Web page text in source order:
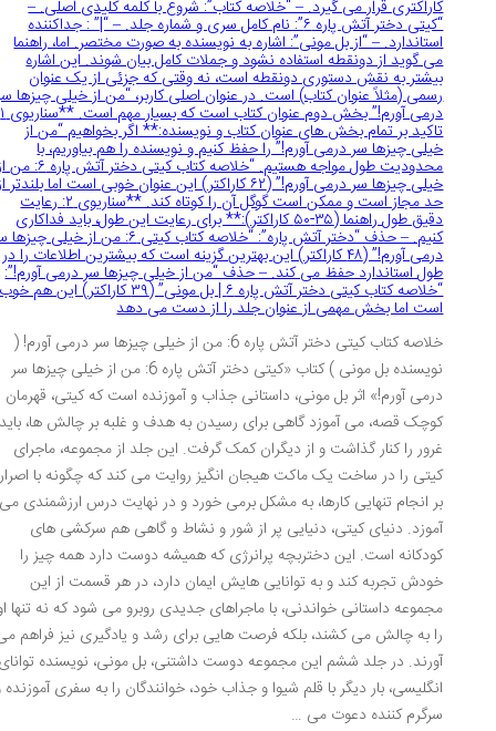
کاراکتری قرار می گیرد. – “خلاصه کتاب”: شروع با کلمه کلیدی اصلی. –
“کیتی دختر آتش پاره ۶”: نام کامل سری و شماره جلد. – “|” : جداکننده
استاندارد. – “از بل مونی”: اشاره به نویسنده به صورت مختصر. اما، راهنما
می گوید از دونقطه استفاده نشود و جملات کامل بیان شوند. این اشاره
بیشتر به نقش دستوری دونقطه است، نه وقتی که جزئی از یک عنوان
رسمی (مثلاً عنوان کتاب) است. در عنوان اصلی کاربر، “من از خیلی چیزها سر
درمی آورم!” بخش دوم عنوان کتاب است که بسیار مهم است. **سناریوی ۱:
تاکید بر تمام بخش های عنوان کتاب و نویسنده:** اگر بخواهیم “من از
خیلی چیزها سر درمی آورم!” را حفظ کنیم و نویسنده را هم بیاوریم، با
محدودیت طول مواجه هستیم. “خلاصه کتاب کیتی دختر آتش پاره ۶: من از
خیلی چیزها سر درمی آورم!” (۶۲ کاراکتر) این عنوان خوبی است اما بلندتر از
حد مجاز است و ممکن است گوگل آن را کوتاه کند. **سناریوی ۲: رعایت
دقیق طول راهنما (۳۵-۵۰ کاراکتر):** برای رعایت این طول، باید فداکاری
کنیم. – حذف “دختر آتش پاره”: “خلاصه کتاب کیتی ۶: من از خیلی چیزها سر
درمی آورم!” (۴۸ کاراکتر) این بهترین گزینه است که بیشترین اطلاعات را در
طول استاندارد حفظ می کند. – حذف “من از خیلی چیزها سر درمی آورم!”:
“خلاصه کتاب کیتی دختر آتش پاره ۶ | بل مونی” (۳۹ کاراکتر) این هم خوب
است اما بخش مهمی از عنوان جلد را از دست می دهد
خلاصه کتاب کیتی دختر آتش پاره 6: من از خیلی چیزها سر درمی آورم! (
نویسنده بل مونی ) کتاب «کیتی دختر آتش پاره 6: من از خیلی چیزها سر
درمی آورم!» اثر بل مونی، داستانی جذاب و آموزنده است که کیتی، قهرمان
کوچک قصه، می آموزد گاهی برای رسیدن به هدف و غلبه بر چالش ها، باید
غرور را کنار گذاشت و از دیگران کمک گرفت. این جلد از مجموعه، ماجرای
کیتی را در ساخت یک ماکت هیجان انگیز روایت می کند که چگونه با اصرار
بر انجام تنهایی کارها، به مشکل برمی خورد و در نهایت درس ارزشمندی می
آموزد. دنیای کیتی، دنیایی پر از شور و نشاط و گاهی هم سرکشی های
کودکانه است. این دختربچه پرانرژی که همیشه دوست دارد همه چیز را
خودش تجربه کند و به توانایی هایش ایمان دارد، در هر قسمت از این
مجموعه داستانی خواندنی، با ماجراهای جدیدی روبرو می شود که نه تنها او
را به چالش می کشند، بلکه فرصت هایی برای رشد و یادگیری نیز فراهم می
آورند. در جلد ششم این مجموعه دوست داشتنی، بل مونی، نویسنده توانای
انگلیسی، بار دیگر با قلم شیوا و جذاب خود، خوانندگان را به سفری آموزنده و
سرگرم کننده دعوت می …